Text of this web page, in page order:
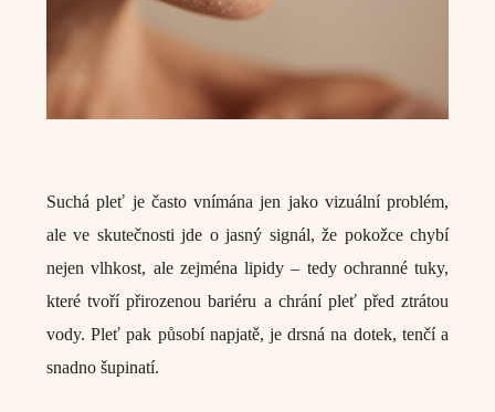
Suchá pleť je často vnímána jen jako vizuální problém,
ale ve skutečnosti jde o jasný signál, že pokožce chybí
nejen vlhkost, ale zejména lipidy – tedy ochranné tuky,
které tvoří přirozenou bariéru a chrání pleť před ztrátou
vody. Pleť pak působí napjatě, je drsná na dotek, tenčí a
snadno šupinatí.